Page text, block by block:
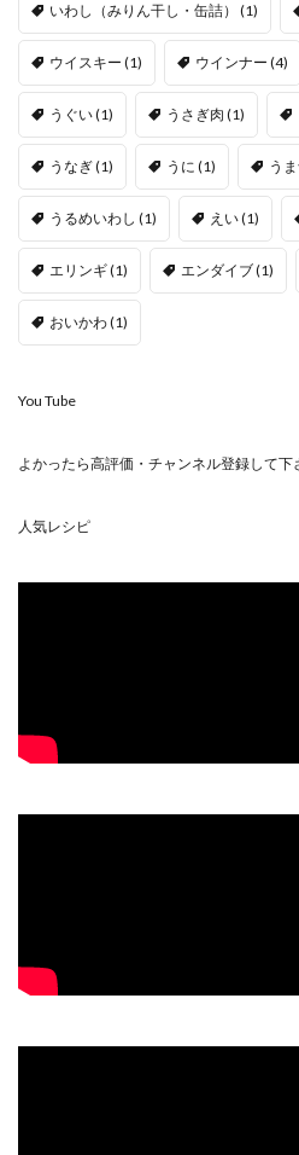
いわし（みりん干し・缶詰） (1)
ウイスキー (1) ウインナー (4)
うぐい(1) うさぎ肉 (1)
うなぎ(1) うに (1) う
うるめいわし (1) えい(1)
エリンギ(1) エンダイブ(1)
おいかわ(1)
You Tube
よかったら高評価・チャンネル登録して下
人気レシピ